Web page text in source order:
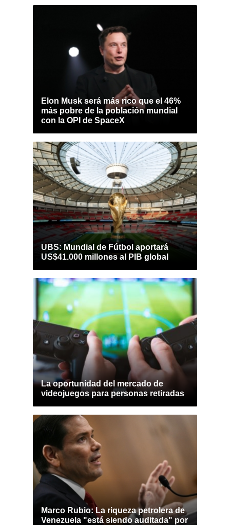
Elon Musk será más rico que el 46%
más pobre de la población mundial
con la OPI de SpaceX
UBS: Mundial de Fútbol aportará
US$41.000 millones al PIB global
La oportunidad del mercado de
videojuegos para personas retiradas
Marco Rubio: La riqueza petrolera de
Venezuela "está siendo auditada" por